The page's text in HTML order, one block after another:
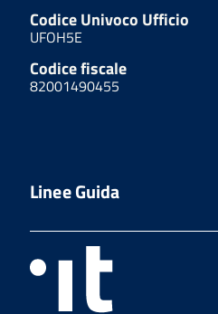
Codice Univoco Ufficio
UFOH5E
Codice fiscale
82001490455
Linee Guida